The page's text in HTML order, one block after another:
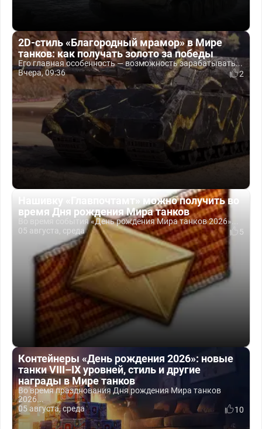
2D-стиль «Благородный мрамор» в Мире
танков: как получать золото за победы
Его главная особенность — возможность зарабатывать...
Вчера, 09:36
2
Нашивку «Главпочтамт» можно получить во
время Дня рождения Мира танков
Во время события «День рождения Мира танков 2026»...
05 августа, среда
5
Контейнеры «День рождения 2026»: новые
танки VIII–IX уровней, стиль и другие
награды в Мире танков
Во время празднования Дня рождения Мира танков
2026...
05 августа, среда
10